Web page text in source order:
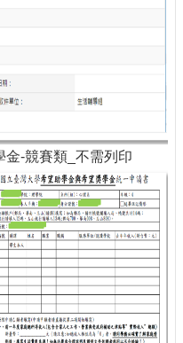
金-競賽類_不需列印